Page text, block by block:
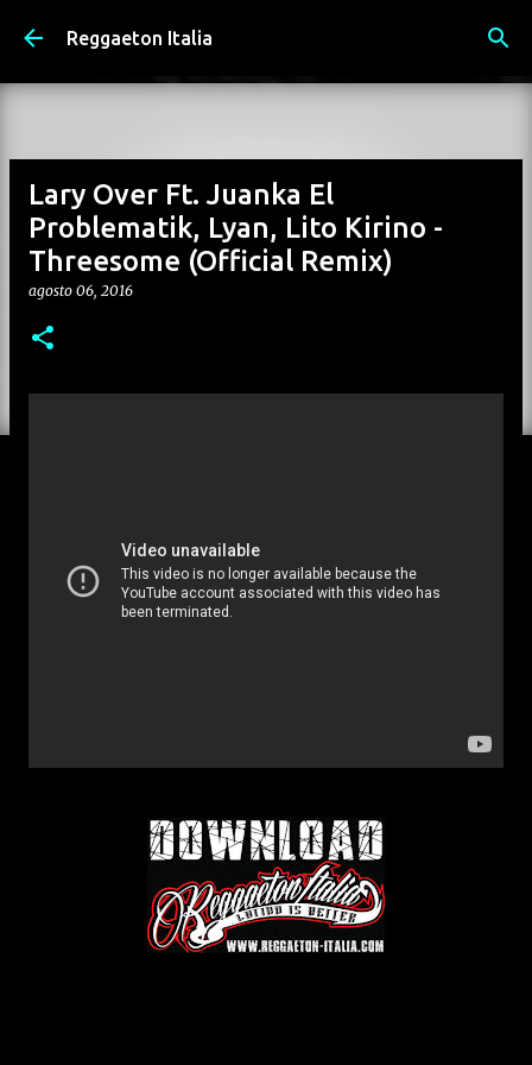
Passa ai contenuti principali
Reggaeton Italia
Lary Over Ft. Juanka El
Problematik, Lyan, Lito Kirino -
Threesome (Official Remix)
agosto 06, 2016